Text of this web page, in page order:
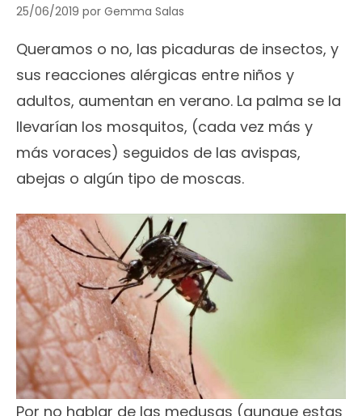
25/06/2019 por Gemma Salas
Queramos o no, las picaduras de insectos, y
sus reacciones alérgicas entre niños y
adultos, aumentan en verano. La palma se la
llevarían los mosquitos, (cada vez más y
más voraces) seguidos de las avispas,
abejas o algún tipo de moscas.
Por no hablar de las medusas (aunque estas